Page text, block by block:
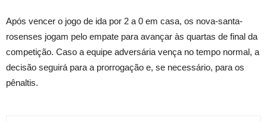
Após vencer o jogo de ida por 2 a 0 em casa, os nova-santa-
rosenses jogam pelo empate para avançar às quartas de final da
competição. Caso a equipe adversária vença no tempo normal, a
decisão seguirá para a prorrogação e, se necessário, para os
pênaltis.